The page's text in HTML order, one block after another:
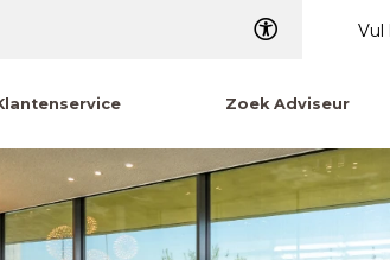
Dyslexie
Zoek Adviseur